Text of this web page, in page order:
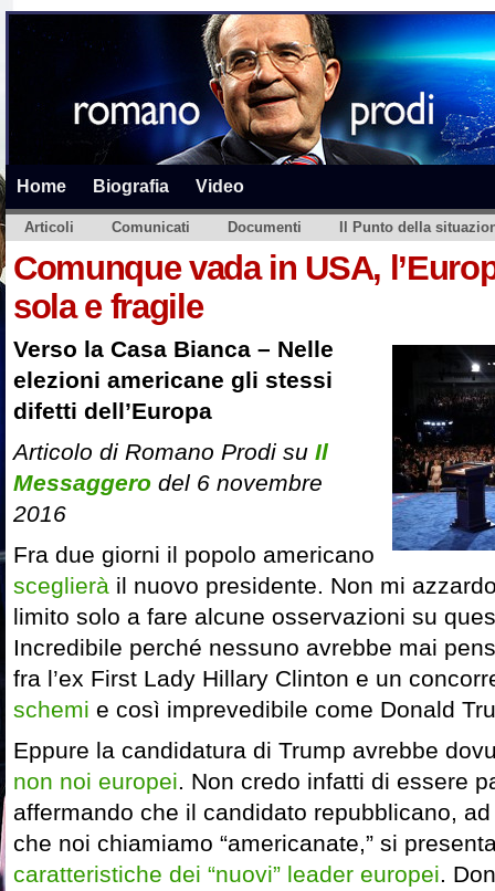
Home Biografia Video
Articoli Comunicati Documenti Il Punto della
Comunque vada in USA,
sola e fragile
Verso la Casa Bianca – Nelle
elezioni americane gli stessi
difetti dell’Europa
Articolo di Romano Prodi su Il
Messaggero del 6 novembre
2016
Fra due giorni il popolo americano
sceglierà il nuovo presidente. Non mi
limito solo a fare alcune osservazioni su
Incredibile perché nessuno avrebbe mai
fra l’ex First Lady Hillary Clinton e un
schemi e così imprevedibile come Donald
Eppure la candidatura di Trump avrebbe
non noi europei. Non credo infatti di essere
affermando che il candidato repubblicano,
che noi chiamiamo “americanate,” si
caratteristiche dei “nuovi” leader europei.